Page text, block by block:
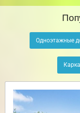
Одноэтажные